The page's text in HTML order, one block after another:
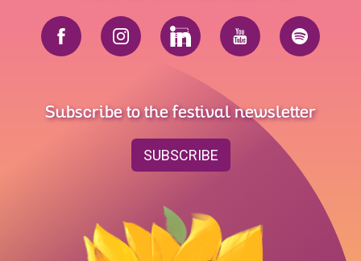
Subscribe to the festival newsletter
SUBSCRIBE